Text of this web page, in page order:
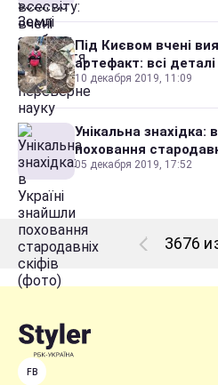
Під Києвом вчені
артефакт: всі деталі
10 декабря 2019, 11:09
Унікальна знахідка:
поховання
05 декабря 2019, 17:52
3676
FB